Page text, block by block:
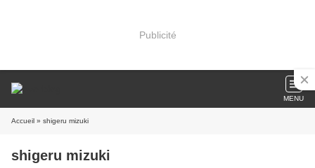
Publicité
MENU
Accueil » shigeru mizuki
shigeru mizuki